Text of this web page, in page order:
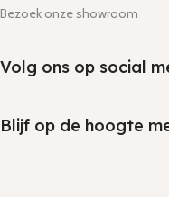
Bezoek onze showroom
Volg ons op social
Blijf op de hoogte